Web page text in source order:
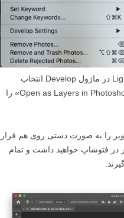
وقتی تصاویر خود را در Lightroom Classic در ماژول Develop انتخاب
کردید، منوی «Photo» را باز کرده و «Open as Layers in Photoshop» را
را به صورت دستی روی هم قرار
در فتوشاپ خواهید داشت و تمام